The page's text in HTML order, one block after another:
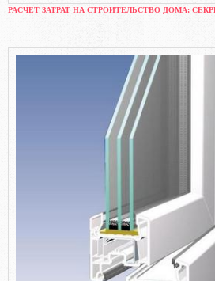
РАСЧЕТ ЗАТРАТ НА СТРОИТЕЛЬСТВО ДОМА: